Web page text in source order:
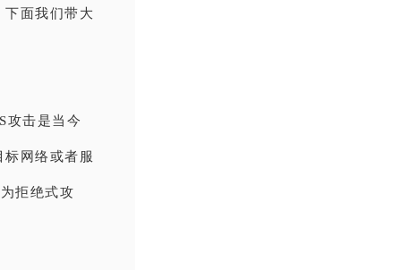
面我们带大
攻击是当今
网络或者服
拒绝式攻